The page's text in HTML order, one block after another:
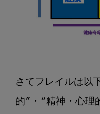
さてフレイルは以
的”・“精神・心理